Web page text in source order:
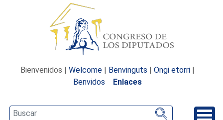
Bienvenidos | Welcome | Benvinguts | Ongi etorri |
Benvidos
Enlaces